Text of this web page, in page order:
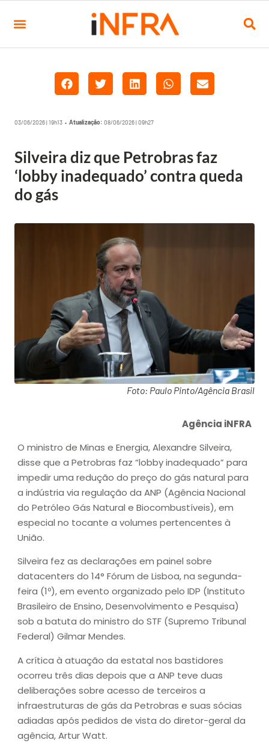
03/06/2026 | 19h13 • Atualização: 08/06/2026 | 09h27
Silveira diz que Petrobras faz
‘lobby inadequado’ contra queda
do gás
Foto: Paulo Pinto/Agência Brasil
Agência iNFRA
O ministro de Minas e Energia, Alexandre Silveira,
disse que a Petrobras faz “lobby inadequado” para
impedir uma redução do preço do gás natural para
a indústria via regulação da ANP (Agência Nacional
do Petróleo Gás Natural e Biocombustíveis), em
especial no tocante a volumes pertencentes à
União.
Silveira fez as declarações em painel sobre
datacenters do 14° Fórum de Lisboa, na segunda-
feira (1º), em evento organizado pelo IDP (Instituto
Brasileiro de Ensino, Desenvolvimento e Pesquisa)
sob a batuta do ministro do STF (Supremo Tribunal
Federal) Gilmar Mendes.
A crítica à atuação da estatal nos bastidores
ocorreu três dias depois que a ANP teve duas
deliberações sobre acesso de terceiros a
infraestruturas de gás da Petrobras e suas sócias
adiadas após pedidos de vista do diretor-geral da
agência, Artur Watt.